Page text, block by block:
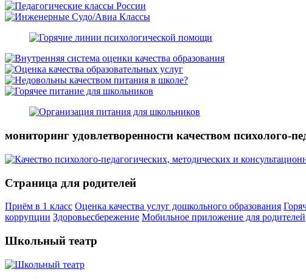
мониторинг удовлетворенности качеством психолого-
Страница для родителей
Приём в 1 класс Оценка качества услуг дошкольного образования
коррупции Здоровьесбережение Мобильное приложение для родителей
Школьный театр